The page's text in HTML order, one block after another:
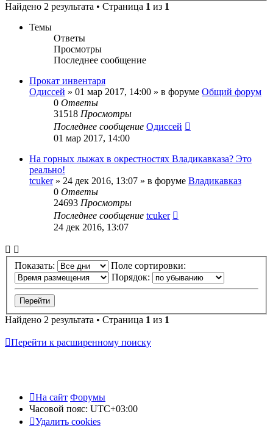
Найдено 2 результата • Страница 1 из 1
Темы
Ответы
Просмотры
Последнее сообщение
Прокат инвентаря
Одиссей » 01 мар 2017, 14:00 » в форуме Общий форум
0 Ответы
31518 Просмотры
Последнее сообщение Одиссей
01 мар 2017, 14:00
На горных лыжах в окрестностях Владикавказа? Это
реально!
tcuker» 24 дек 2016, 13:07 » в форуме Владикавказ
0 Ответы
24693 Просмотры
Последнее сообщение tcuker
24 дек 2016, 13:07
Показать:
Поле сортировки:
Порядок:
Найдено 2 результата • Страница 1 из 1
Перейти к расширенному поиску
На сайт Форумы
Часовой пояс: UTC+03:00
Удалить cookies